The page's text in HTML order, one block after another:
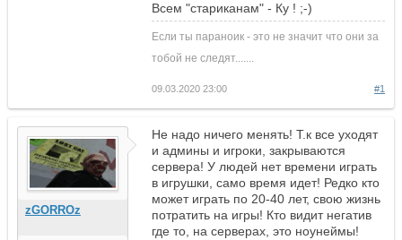
Всем "стариканам" - Ку ! ;-)
Если ты параноик - это не значит что они за
тобой не следят.......
09.03.2020 23:00 #1
zGORROz
Не надо ничего менять! Т.к все уходят
и админы и игроки, закрываются
сервера! У людей нет времени играть
в игрушки, само время идет! Редко кто
может играть по 20-40 лет, свою жизнь
потратить на игры! Кто видит негатив
где то, на серверах, это ноунеймы!